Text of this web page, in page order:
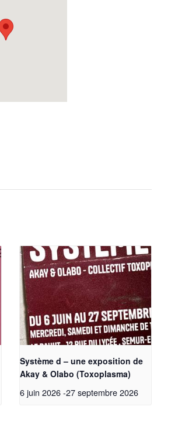
Système d – une exposition de
Akay & Olabo (Toxoplasma)
6 juin 2026-27 septembre 2026
Testez